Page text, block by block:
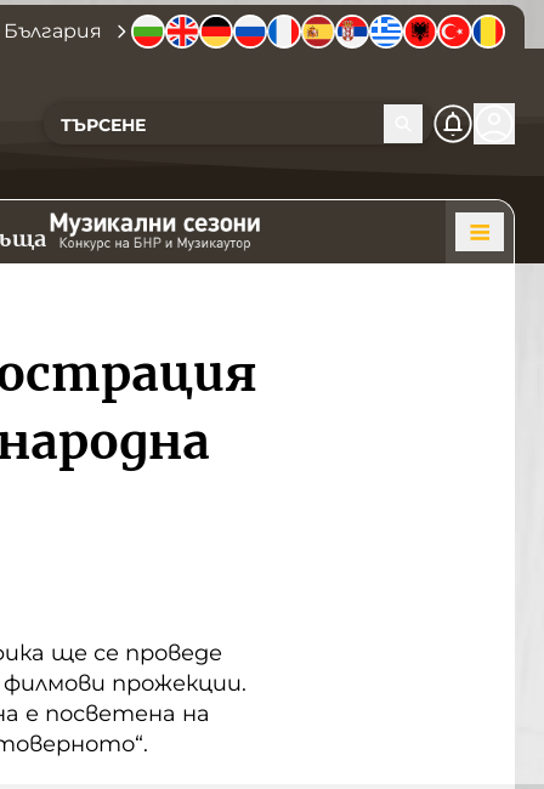
ще се проведе
прожекции.
е посветена на